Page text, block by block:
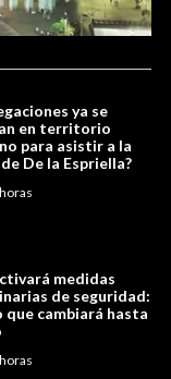
ya se
en territorio
para asistir a la
De la Espriella?
medidas
de seguridad:
que cambiará hasta